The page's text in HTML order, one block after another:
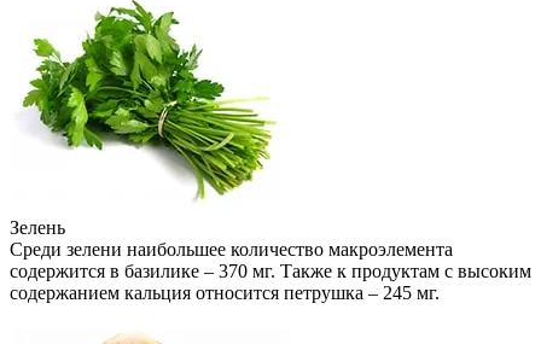
Зелень
Среди зелени наибольшее количество макроэлемента
содержится в базилике – 370 мг. Также к продуктам с высоким
содержанием кальция относится петрушка – 245 мг.